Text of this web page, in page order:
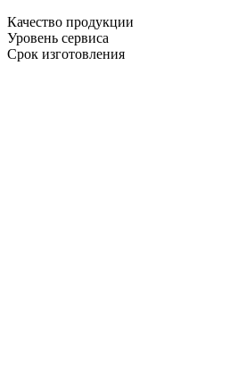
Качество продукции
Уровень сервиса
Срок изготовления